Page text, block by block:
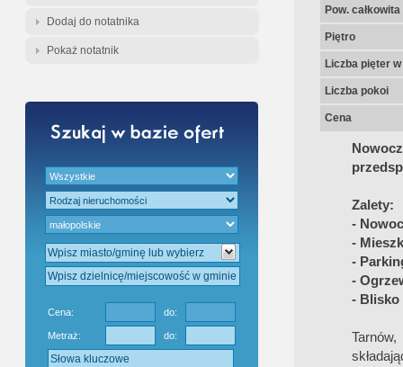
Dodaj do notatnika
Pokaż notatnik
Cena: do:
Metraż: do:
Pow.
Piętro
Liczba pięter
Liczba pokoi
Cena
Zalety:
-
-
-
-
- Blisko